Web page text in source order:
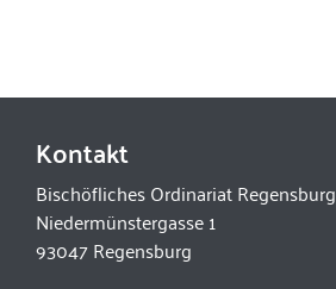
Kontakt
Bischöfliches Ordinariat Regensburg
Niedermünstergasse 1
93047 Regensburg